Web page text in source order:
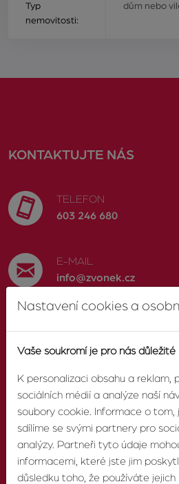
Typ
nemovitosti:
dům nebo
KONTAKTUJTE NÁS
TELEFON
603 246 680
E-MAIL
info@zvonek.cz
O AGENTUŘE
O nás
Nastavení cookies a
Vaše soukromí je pro nás důležité
K personalizaci obsahu a reklam,
sociálních médií a analýze naší
soubory cookie. Informace o tom,
sdílíme se svými partnery pro
analýzy. Partneři tyto údaje
informacemi, které jste jim
důsledku toho, že používáte jejich